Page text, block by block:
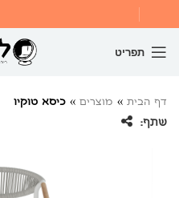
תפריט
דף הבית » מוצרים » כיסא טוקיו
שתף: